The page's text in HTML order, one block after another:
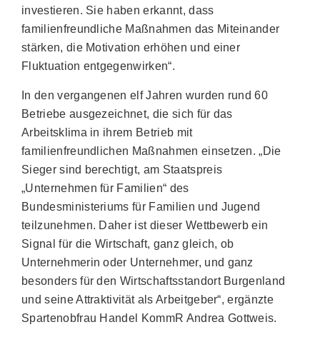
investieren. Sie haben erkannt, dass
familienfreundliche Maßnahmen das Miteinander
stärken, die Motivation erhöhen und einer
Fluktuation entgegenwirken“.
In den vergangenen elf Jahren wurden rund 60
Betriebe ausgezeichnet, die sich für das
Arbeitsklima in ihrem Betrieb mit
familienfreundlichen Maßnahmen einsetzen. „Die
Sieger sind berechtigt, am Staatspreis
„Unternehmen für Familien“ des
Bundesministeriums für Familien und Jugend
teilzunehmen. Daher ist dieser Wettbewerb ein
Signal für die Wirtschaft, ganz gleich, ob
Unternehmerin oder Unternehmer, und ganz
besonders für den Wirtschaftsstandort Burgenland
und seine Attraktivität als Arbeitgeber“, ergänzte
Spartenobfrau Handel KommR Andrea Gottweis.